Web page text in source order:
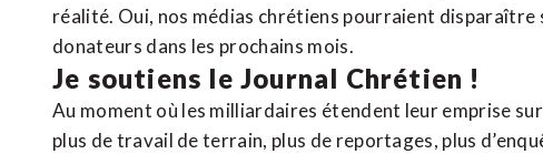
réalité. Oui, nos médias chrétiens pourraient disparaître
donateurs dans les prochains mois.
Je soutiens le Journal Chrétien !
Au moment où les milliardaires étendent leur emprise
plus de travail de terrain, plus de reportages, plus